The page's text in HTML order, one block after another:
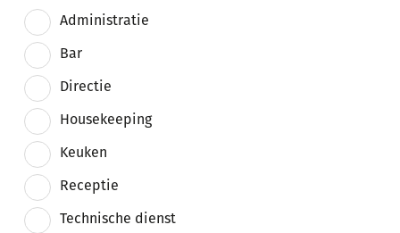
Administratie
Bar
Directie
Housekeeping
Keuken
Receptie
Technische dienst